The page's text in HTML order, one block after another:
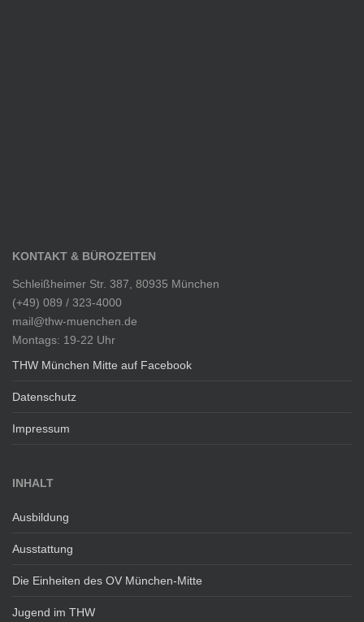
KONTAKT & BÜROZEITEN
Schleißheimer Str. 387, 80935 München
(+49) 089 / 323-4000
mail@thw-muenchen.de
Montags: 19-22 Uhr
THW München Mitte auf Facebook
Datenschutz
Impressum
INHALT
Ausbildung
Ausstattung
Die Einheiten des OV München-Mitte
Jugend im THW